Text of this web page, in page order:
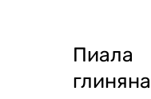
Пиала